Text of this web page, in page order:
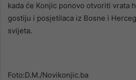
kada će Konjic ponovo otvoriti vrata
gostiju i posjetilaca iz Bosne i
svijeta.
Foto:D.M./Novikonjic.ba